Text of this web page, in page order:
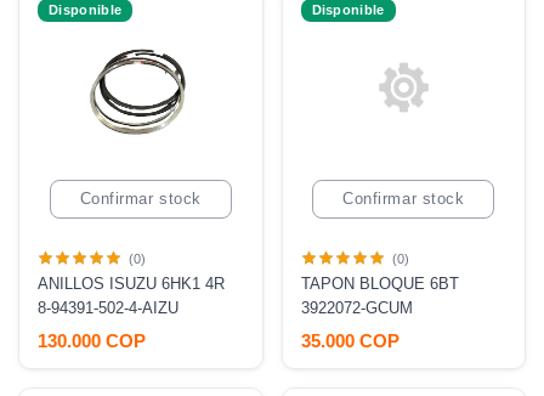
Confirmar stock
Disponible
(0)
ANILLOS ISUZU 6HK1 4R
8-94391-502-4-AIZU
130.000 COP
Confirmar stock
Disponible
(0)
TAPON BLOQUE 6BT
3922072-GCUM
35.000 COP